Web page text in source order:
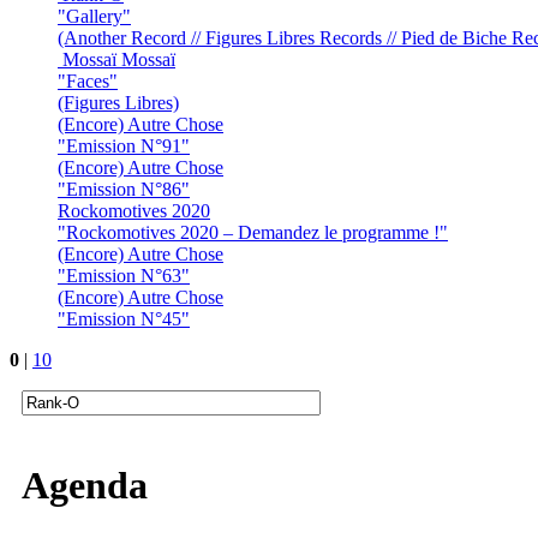
"Gallery"
(Another Record // Figures Libres Records // Pied de Biche
Mossaï Mossaï
"Faces"
(Figures Libres)
(Encore) Autre Chose
"Emission N°91"
(Encore) Autre Chose
"Emission N°86"
Rockomotives 2020
"Rockomotives 2020 – Demandez le programme !"
(Encore) Autre Chose
"Emission N°63"
(Encore) Autre Chose
"Emission N°45"
0 | 10
Agenda